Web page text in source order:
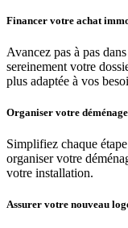
Financer votre achat
Avancez pas à pas
sereinement votre
plus adaptée à vos
Organiser votre
Simplifiez chaque
organiser votre
votre installation.
Assurer votre nouveau